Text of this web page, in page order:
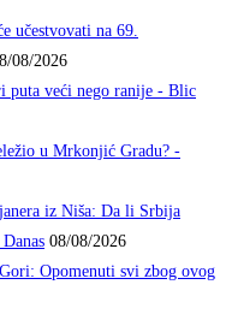
učestvovati na 69.
08/2026
puta veći nego ranije - Blic
u Mrkonjić Gradu? -
iz Niša: Da li Srbija
08/08/2026
Opomenuti svi zbog ovog